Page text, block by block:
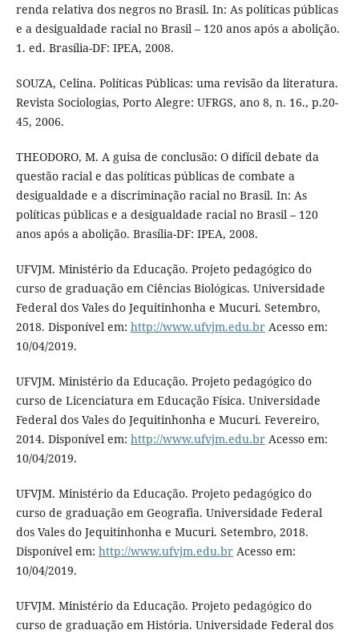
renda relativa dos negros no Brasil. In: As políticas públicas
e a desigualdade racial no Brasil – 120 anos após a abolição.
1. ed. Brasília-DF: IPEA, 2008.
SOUZA, Celina. Políticas Públicas: uma revisão da literatura.
Revista Sociologias, Porto Alegre: UFRGS, ano 8, n. 16., p.20-
45, 2006.
THEODORO, M. A guisa de conclusão: O difícil debate da
questão racial e das políticas públicas de combate a
desigualdade e a discriminação racial no Brasil. In: As
políticas públicas e a desigualdade racial no Brasil – 120
anos após a abolição. Brasília-DF: IPEA, 2008.
UFVJM. Ministério da Educação. Projeto pedagógico do
curso de graduação em Ciências Biológicas. Universidade
Federal dos Vales do Jequitinhonha e Mucuri. Setembro,
2018. Disponível em: http://www.ufvjm.edu.brAcesso em:
10/04/2019.
UFVJM. Ministério da Educação. Projeto pedagógico do
curso de Licenciatura em Educação Física. Universidade
Federal dos Vales do Jequitinhonha e Mucuri. Fevereiro,
2014. Disponível em: http://www.ufvjm.edu.brAcesso em:
10/04/2019.
UFVJM. Ministério da Educação. Projeto pedagógico do
curso de graduação em Geografia. Universidade Federal
dos Vales do Jequitinhonha e Mucuri. Setembro, 2018.
Disponível em: http://www.ufvjm.edu.brAcesso em:
10/04/2019.
UFVJM. Ministério da Educação. Projeto pedagógico do
curso de graduação em História. Universidade Federal dos